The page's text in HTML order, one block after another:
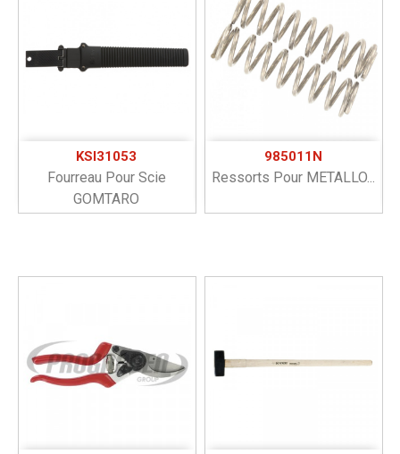
KSI31053
Fourreau Pour Scie
GOMTARO
985011N
Ressorts Pour METALLO...